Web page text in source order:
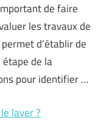
de faire
les travaux de
d’établir de
étape de la
pour identifier …
laver ?